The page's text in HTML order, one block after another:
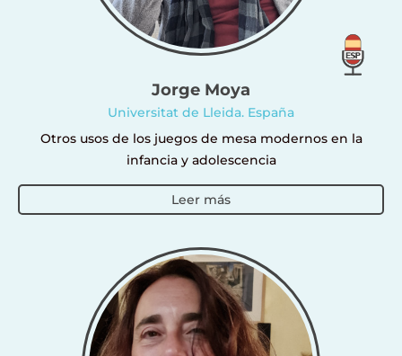
Jorge Moya
Universitat de Lleida. España
Otros usos de los juegos de mesa modernos en la
infancia y adolescencia
Leer más